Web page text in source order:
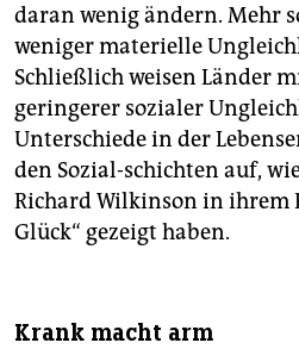
daran wenig ändern. Mehr
weniger materielle
Schließlich weisen Länder
geringerer sozialer
Unterschiede in der
den Sozial-schichten auf,
Richard Wilkinson in ihrem
Glück“ gezeigt haben.
Krank macht arm